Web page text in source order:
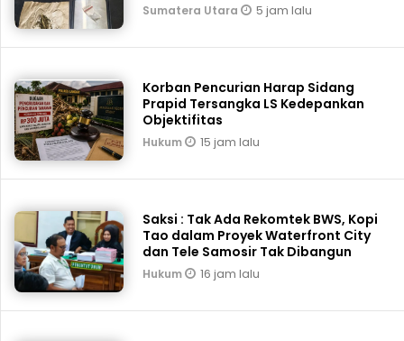
Sumatera Utara 5 jam lalu
Korban Pencurian Harap Sidang
Prapid Tersangka LS Kedepankan
Objektifitas
Hukum 15 jam lalu
Saksi : Tak Ada Rekomtek BWS, Kopi
Tao dalam Proyek Waterfront City
dan Tele Samosir Tak Dibangun
Hukum 16 jam lalu